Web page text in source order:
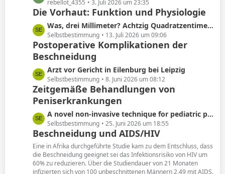
e
i
t
r
ä
g
e
e
t
z
t
e
B
e
i
r
ä
g
e
rebellot_4355 3. Juli 2026 um 23:35
Die Vorhaut: Funktion und Physiologie
L
e
t
z
e
B
e
i
t
r
ä
g
e
Was, drei Millimeter? Achtzig Quadratzentimeter!
Selbstbestimmung 13. Juli 2026 um 09:06
Postoperative Komplikationen der
Beschneidung
L
e
t
z
e
B
e
i
t
r
Arzt vor Gericht in Eilenburg bei Leipzig
Selbstbestimmung 8. Juni 2026 um 08:12
Zeitgemäße Behandlungen von
Peniserkrankungen
L
e
t
z
t
e
A novel non-invasive technique for pediatric phimosis treatment
Selbstbestimmung 25. Juni 2026 um 18:55
Beschneidung und AIDS/HIV
Eine in Afrika durchgeführte Studie kam zu dem Entschluss, dass
die Beschneidung geeignet sei das Infektionsrisiko von HIV um
60% zu reduzieren. Über die Studiendauer von 21 Monaten
infizierten sich von 100 unbeschnittenen Männern 2,49 mit AIDS.